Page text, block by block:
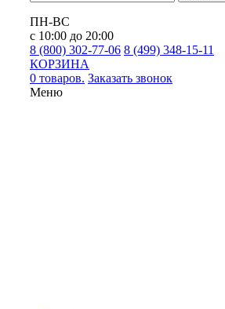
ПН-ВС
с 10:00 до 20:00
8 (800) 302-77-06 8 (499) 348-15-11
КОРЗИНА
0 товаров. Заказать звонок
Меню